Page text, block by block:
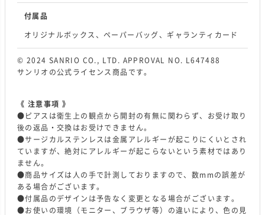
付属品
オリジナルボックス、ペーパーバッグ、ギャランティカード
© 2024 SANRIO CO., LTD. APPROVAL NO. L647488
サンリオの公式ライセンス商品です。
《 注意事項 》
●ピアスは衛生上の観点から開封の有無に関わらず、お受け取り
後の返品・交換はお受けできません。
●サージカルステンレスは金属アレルギーが起こりにくいとされ
ていますが、絶対にアレルギーが起こらないという素材ではあり
ません。
●商品サイズは人の手で計測しておりますので、数mmの誤差が
ある場合がございます。
●付属品のデザインは予告なく変更となる場合がございます。
●お使いの環境（モニター、ブラウザ等）の違いにより、色の見